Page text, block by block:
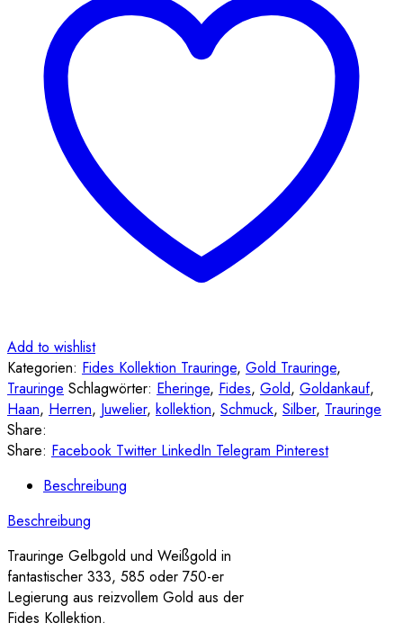
Add to wishlist
Kategorien: Fides Kollektion Trauringe, Gold Trauringe,
Trauringe Schlagwörter: Eheringe, Fides, Gold, Goldankauf,
Haan, Herren, Juwelier, kollektion, Schmuck, Silber, Trauringe
Share:
Share: Facebook Twitter LinkedIn Telegram Pinterest
Beschreibung
Beschreibung
Trauringe Gelbgold und Weißgold in
fantastischer 333, 585 oder 750-er
Legierung aus reizvollem Gold aus der
Fides Kollektion.